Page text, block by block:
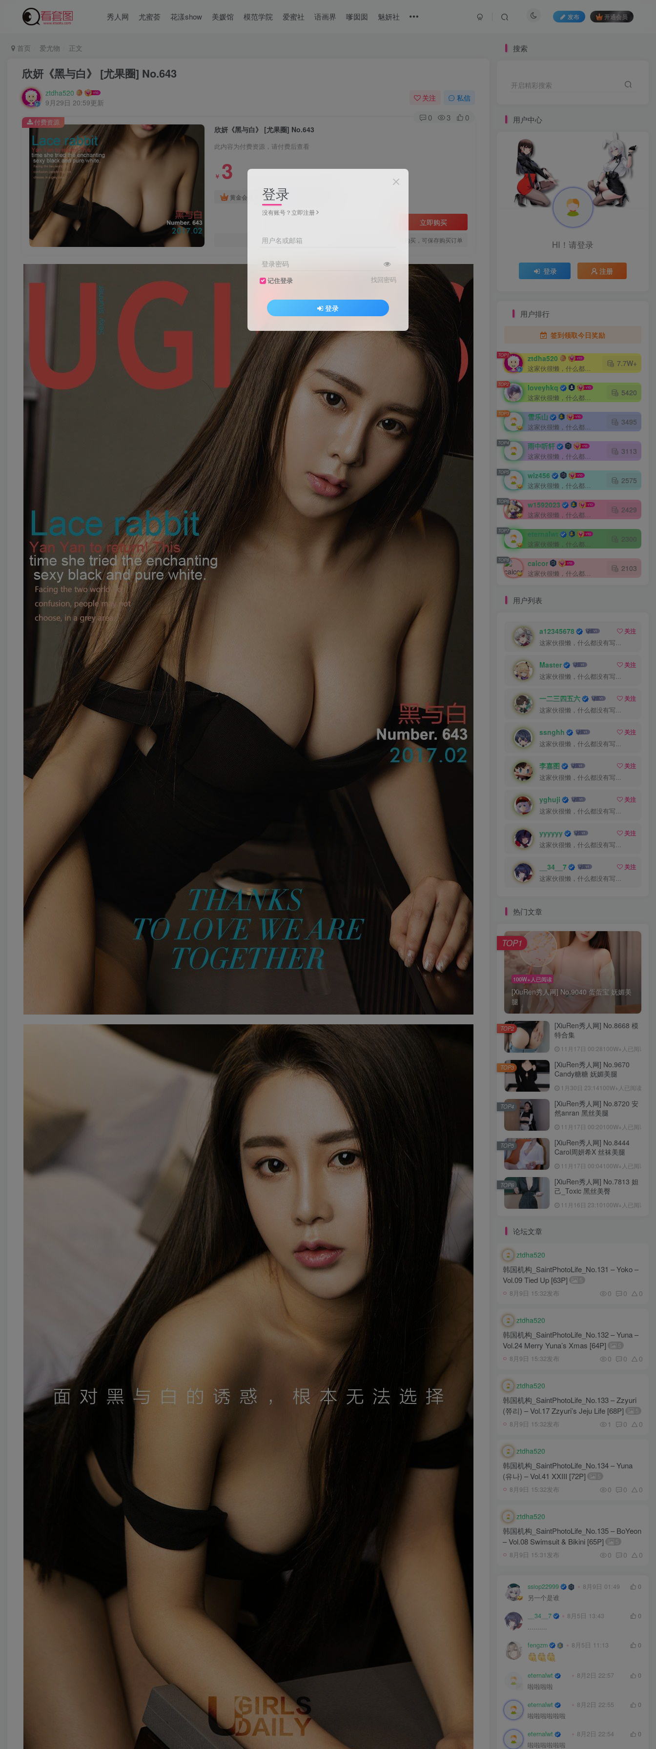
秀人网 尤蜜荟 花漾show 美媛馆 模范学院 爱蜜社 语画界 嗲囡囡 魅妍社 发布 开通会员
首页 爱尤物 正文
欣妍《黑与白》 [尤果圈] No.643
ztdha520
9月29日 20:59更新
关注 私信
0 3 0
欣妍《黑与白》 [尤果圈] No.643
此内容为付费资源，请付费后查看
￥ 3
黄金会员 免费
立即购买
您当前未登录！建议登陆后购买，可保存购买订单
付费资源
搜索
开启精彩搜索
用户中心
HI！请登录
登录 注册
用户排行
签到领取今日奖励
TOP1 ztdha520
这家伙很懒，什么都没有写...
7.7W+
TOP2 loveyhkq
这家伙很懒，什么都没有写...
5420
TOP3 雪乐山
这家伙很懒，什么都没有写...
3495
TOP4 雨中听轩
这家伙很懒，什么都没有写...
3113
TOP5 wiz456
这家伙很懒，什么都没有写...
2575
TOP6 w1592023
这家伙很懒，什么都没有写...
2429
TOP7 eternalwt
这家伙很懒，什么都没有写...
2300
TOP8 caicor
这家伙很懒，什么都没有写...
2103
用户列表
a12345678
关注
这家伙很懒，什么都没有写...
Master
关注
这家伙很懒，什么都没有写...
一二三四五六
关注
这家伙很懒，什么都没有写...
ssnghh
关注
这家伙很懒，什么都没有写...
李嘉图
关注
这家伙很懒，什么都没有写...
yghuji
关注
这家伙很懒，什么都没有写...
yyyyyy
关注
这家伙很懒，什么都没有写...
__34__7
关注
这家伙很懒，什么都没有写...
热门文章
100W+人已阅读
[XiuRen秀人网] No.9040 蛋蛋宝 妩媚美
腿
TOP1
[XiuRen秀人网] No.8668 模
特合集
11月17日 00:28 100W+人已阅读
TOP2
[XiuRen秀人网] No.9670
Candy糖糖 妩媚美腿
1月30日 23:14 100W+人已阅读
TOP3
[XiuRen秀人网] No.8720 安
然anran 黑丝美腿
11月17日 00:20 100W+人已阅读
TOP4
[XiuRen秀人网] No.8444
Carol周妍希X 丝袜美腿
11月17日 00:04 100W+人已阅读
TOP5
[XiuRen秀人网] No.7813 妲
己_Toxic 黑丝美臀
11月16日 23:10 100W+人已阅读
TOP6
论坛文章
ztdha520
韩国机构_SaintPhotoLife_No.131 – Yoko –
Vol.09 Tied Up [63P]
5
8月9日 15:32发布 0 0 0
ztdha520
韩国机构_SaintPhotoLife_No.132 – Yuna –
Vol.24 Merry Yuna’s Xmas [64P]
5
8月9日 15:32发布 0 0 0
ztdha520
韩国机构_SaintPhotoLife_No.133 – Zzyuri
(쮸리) – Vol.17 Zzyuri’s Jeju Life [68P]
5
8月9日 15:32发布 1 0 0
ztdha520
韩国机构_SaintPhotoLife_No.134 – Yuna
(유나) – Vol.41 XXIII [72P]
5
8月9日 15:32发布 0 0 0
ztdha520
韩国机构_SaintPhotoLife_No.135 – BoYeon
– Vol.08 Swimsuit & Bikini [65P]
5
8月9日 15:31发布 0 0 0
ssiop22999 8月9日 01:49
0
另一个是谁
__34__7 8月5日 13:43
0
..........
fengzm 8月5日 11:13 0
eternalwt 8月2日 22:57
0
啦啦啦啦
eternalwt 8月2日 22:55
0
啦啦啦啦啦啦
eternalwt 8月2日 22:54
0
啦啦啦啦啦啦
登录
没有账号？立即注册
用户名或邮箱
登录密码
记住登录 找回密码
登录